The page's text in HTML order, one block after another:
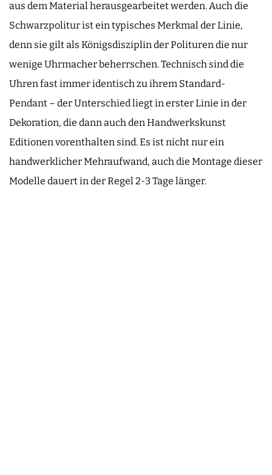
aus dem Material herausgearbeitet werden. Auch die
Schwarzpolitur ist ein typisches Merkmal der Linie,
denn sie gilt als Königsdisziplin der Polituren die nur
wenige Uhrmacher beherrschen. Technisch sind die
Uhren fast immer identisch zu ihrem Standard-
Pendant – der Unterschied liegt in erster Linie in der
Dekoration, die dann auch den Handwerkskunst
Editionen vorenthalten sind. Es ist nicht nur ein
handwerklicher Mehraufwand, auch die Montage dieser
Modelle dauert in der Regel 2-3 Tage länger.